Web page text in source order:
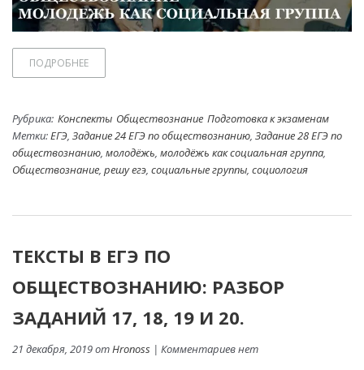
ПОДРОБНЕЕ
Рубрика: Конспекты Обществознание Подготовка к экзаменам
Метки:ЕГЭ, Задание 24 ЕГЭ по обществознанию, Задание 28 ЕГЭ по
обществознанию, молодёжь, молодёжь как социальная группа,
Обществознание, решу егэ, социальные группы, социология
ТЕКСТЫ В ЕГЭ ПО
ОБЩЕСТВОЗНАНИЮ: РАЗБОР
ЗАДАНИЙ 17, 18, 19 И 20.
21 декабря, 2019 отHronoss | Комментариев нет